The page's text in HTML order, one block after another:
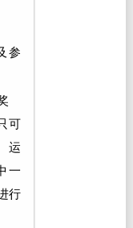
参
可
运
一
行